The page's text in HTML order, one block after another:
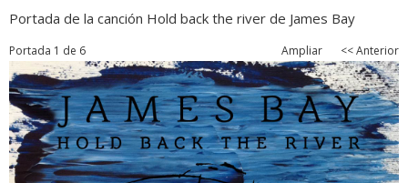
Portada de la canción Hold back the river de James Bay
Portada 1 de 6 Ampliar << Anterior